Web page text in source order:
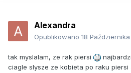
Alexandra
Opublikowano 18
tak myslalam, ze rak piersi
ciagle slysze ze kobieta po raku